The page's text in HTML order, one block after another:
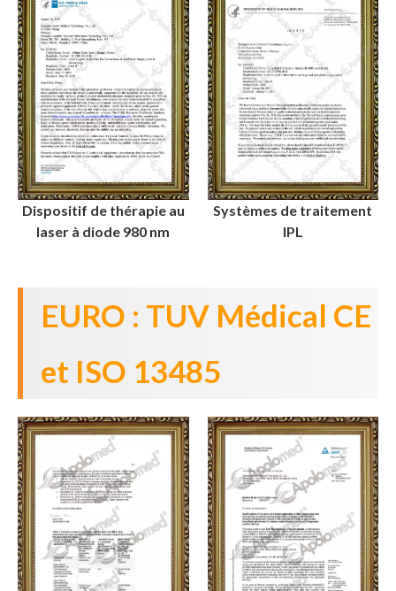
Dispositif de thérapie au
laser à diode 980 nm
Systèmes de traitement
IPL
EURO : TUV Médical CE
et ISO 13485